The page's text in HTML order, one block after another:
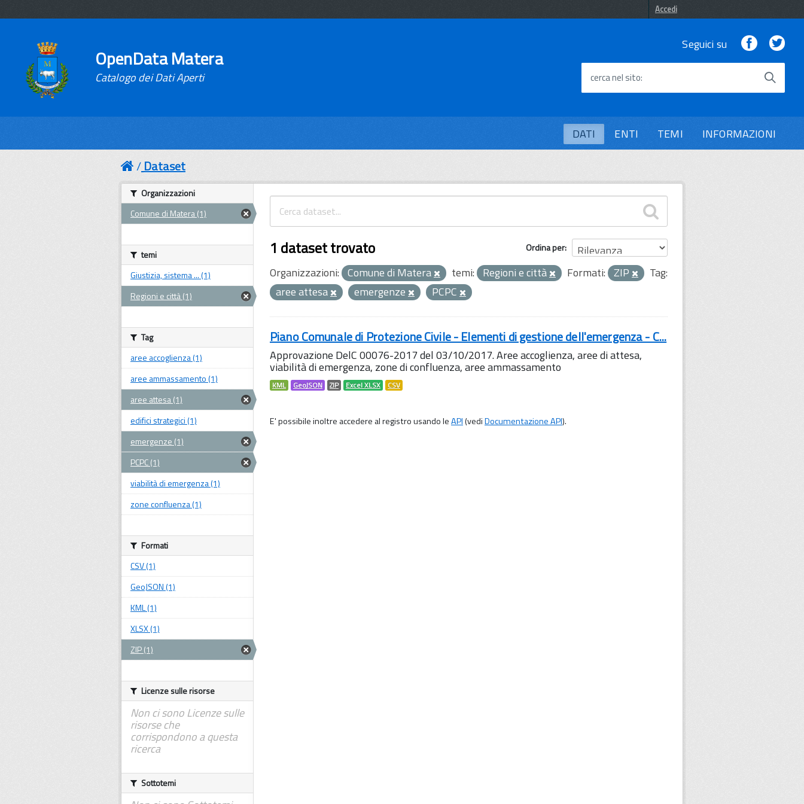
Accedi
OpenData Matera
Catalogo dei Dati Aperti
Seguici su Facebook
cerca nel sito
DATI ENTI TEMI INFORMAZIONI
Dataset
Ordina per
1 dataset trovato
Organizzazioni: Comune di Matera temi: Regioni e città Formati: ZIP
Tag:
aree attesa
emergenze PCPC
Piano Comunale di Protezione Civile - Elementi di gestione dell'emergenza - C...
Approvazione DelC 00076-2017 del 03/10/2017. Aree accoglienza, aree di attesa,
viabilità di emergenza, zone di confluenza, aree ammassamento
KML GeoJSON ZIP Excel XLSX CSV
E' possibile inoltre accedere al registro usando leAPI(vediDocumentazione API).
Organizzazioni
Comune di Matera (1)
temi
Giustizia, sistema ... (1)
Regioni e città (1)
Tag
aree accoglienza (1)
aree ammassamento (1)
aree attesa (1)
edifici strategici (1)
emergenze (1)
PCPC (1)
viabilità di emergenza (1)
zone confluenza (1)
Formati
CSV (1)
GeoJSON (1)
KML (1)
XLSX (1)
ZIP (1)
Licenze sulle risorse
Non ci sono Licenze sulle
risorse che
corrispondono a questa
ricerca
Sottotemi